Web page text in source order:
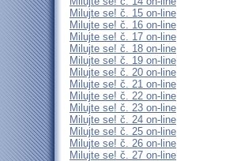
Milujte se! č. 15 on-line
Milujte se! č. 16 on-line
Milujte se! č. 17 on-line
Milujte se! č. 18 on-line
Milujte se! č. 19 on-line
Milujte se! č. 20 on-line
Milujte se! č. 21 on-line
Milujte se! č. 22 on-line
Milujte se! č. 23 on-line
Milujte se! č. 24 on-line
Milujte se! č. 25 on-line
Milujte se! č. 26 on-line
Milujte se! č. 27 on-line